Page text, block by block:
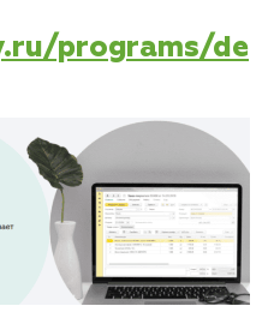
programs/de